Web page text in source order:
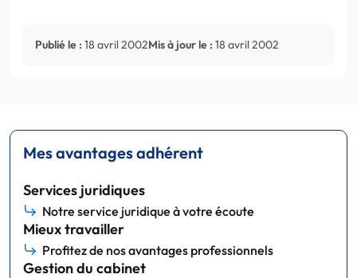
Publié le : 18 avril 2002Mis à jour le : 18 avril 2002
Mes avantages adhérent
Services juridiques
Notre service juridique à votre écoute
Mieux travailler
Profitez de nos avantages professionnels
Gestion du cabinet